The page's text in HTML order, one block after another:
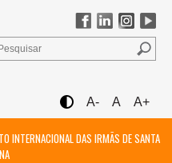
A- A A+
INTERNACIONAL DAS IRMÃS DE SANTA